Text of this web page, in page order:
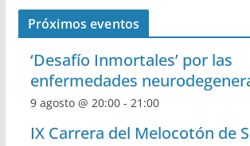
Próximos eventos
‘Desafío Inmortales’ por las
enfermedades
9 agosto @ 20:00- 21:00
IX Carrera del Melocotón de